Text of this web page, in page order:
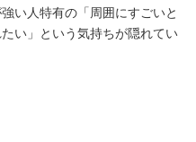
い人特有の「周囲にすごいと
い」という気持ちが隠れてい